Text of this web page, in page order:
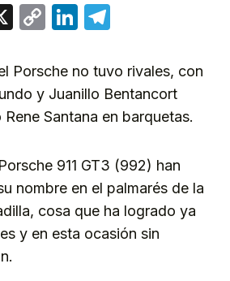
X
CopyLinkedIn
no tuvo rivales, con
y Juanillo Bentancort
Santana en barquetas.
911 GT3 (992) han
nombre en el palmarés de la
cosa que ha logrado ya
y en esta ocasión sin